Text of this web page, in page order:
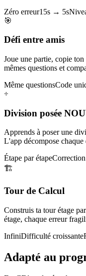
Zéro erreur15s → 5s
🎯
Défi entre amis
Joue une partie, copie
mêmes questions et
Même questionsCode
÷
Division posée
Apprends à poser une
L'app décompose chaque
Étape par étape
🏗️
Tour de Calcul
Construis ta tour étage
étage, chaque erreur
InfiniDifficulté croissante
Adapté au